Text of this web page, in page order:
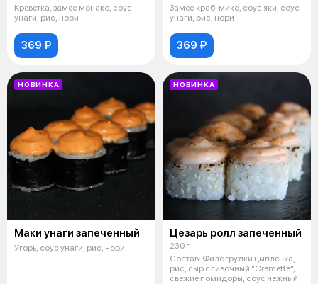
Креветка, замес монако, соус
унаги, рис, нори
369 ₽
Замес краб-микс, соус яки, соус
унаги, рис, нори
369 ₽
НОВИНКА
Маки унаги запеченный
Угорь, соус унаги, рис, нори
НОВИНКА
Цезарь ролл запеченный
230 г
Состав: Филе грудки цыпленка,
рис, сыр сливочный "Cremette",
свежие помидоры, соус нежный